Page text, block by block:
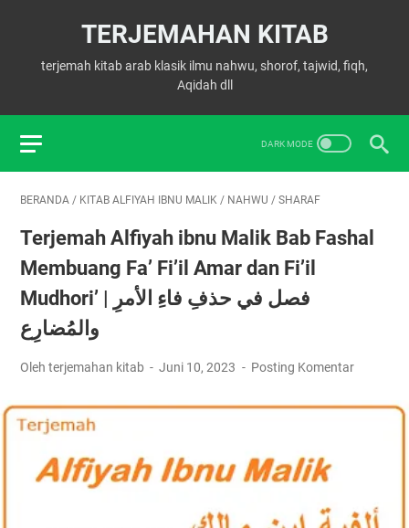
TERJEMAHAN KITAB
terjemah kitab arab klasik ilmu nahwu, shorof, tajwid, fiqh,
Aqidah dll
BERANDA / KITAB ALFIYAH IBNU MALIK / NAHWU / SHARAF
Terjemah Alfiyah ibnu Malik Bab Fashal
Membuang Fa’ Fi’il Amar dan Fi’il
Mudhori’ | فصل في حذفِ فاءِ الأمرِ
والمُضارِع
Oleh terjemahan kitab Juni 10, 2023 Posting Komentar